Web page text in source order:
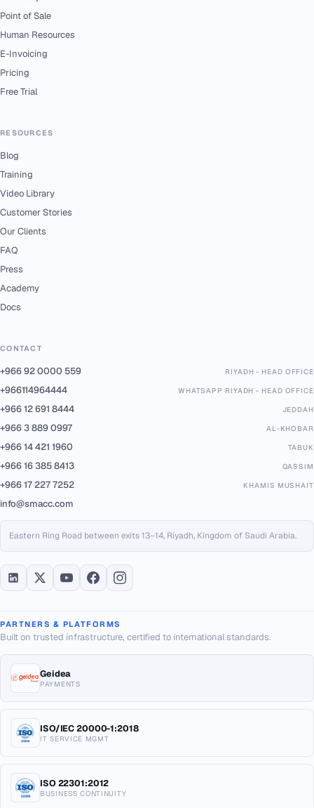
Point of Sale
Human Resources
E-Invoicing
Pricing
Free Trial
RESOURCES
Blog
Training
Video Library
Customer Stories
Our Clients
FAQ
Press
Academy
Docs
CONTACT
+966 92 0000 559 RIYADH - HEAD OFFICE
+966114964444 WHATSAPP RIYADH - HEAD OFFICE
+966 12 691 8444 JEDDAH
+966 3 889 0997 AL-KHOBAR
+966 14 421 1960 TABUK
+966 16 385 8413 QASSIM
+966 17 227 7252 KHAMIS MUSHAIT
info@smacc.com
Eastern Ring Road between exits 13–14, Riyadh, Kingdom of Saudi Arabia.
PARTNERS & PLATFORMS
Built on trusted infrastructure, certified to international standards.
Geidea
PAYMENTS
ISO/IEC 20000-1:2018
IT SERVICE MGMT
ISO 22301:2012
BUSINESS CONTINUITY